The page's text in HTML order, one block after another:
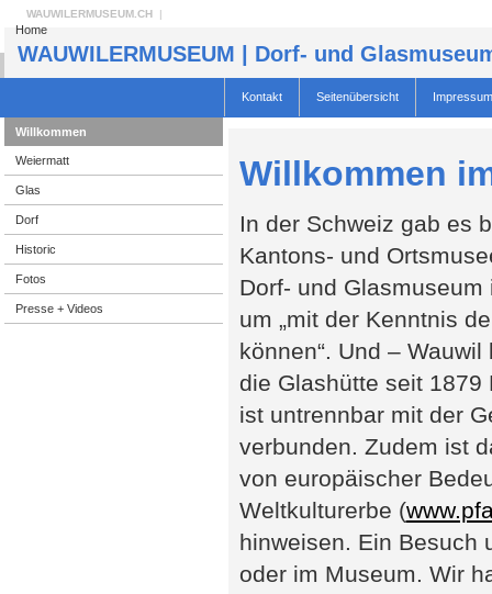
WAUWILERMUSEUM.CH|
Home
WAUWILERMUSEUM | Dorf- und
Kontakt Seitenübersicht Impressum
Willkommen
Weiermatt
Glas
Dorf
Historic
Fotos
Presse + Videos
Willkommen
In der Schweiz gab es
Kantons- und
Dorf- und
um „mit der Kenntnis
können“. Und –
die Glashütte seit
ist untrennbar mit der
verbunden. Zudem ist
von europäischer
Weltkulturerbe (
hinweisen. Ein Besuch
oder im Museum. Wir